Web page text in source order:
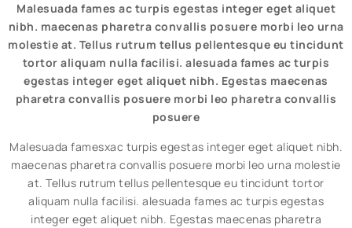
Malesuada fames ac turpis egestas integer eget aliquet
nibh. maecenas pharetra convallis posuere morbi leo urna
molestie at. Tellus rutrum tellus pellentesque eu tincidunt
tortor aliquam nulla facilisi. alesuada fames ac turpis
egestas integer eget aliquet nibh. Egestas maecenas
pharetra convallis posuere morbi leo pharetra convallis
posuere
Malesuada famesxac turpis egestas integer eget aliquet nibh.
maecenas pharetra convallis posuere morbi leo urna molestie
at. Tellus rutrum tellus pellentesque eu tincidunt tortor
aliquam nulla facilisi. alesuada fames ac turpis egestas
integer eget aliquet nibh. Egestas maecenas pharetra